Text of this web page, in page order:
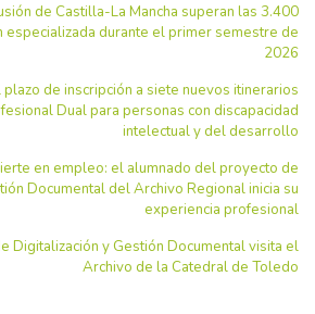
de Castilla-La Mancha superan las 3.400
especializada durante el primer semestre de
2026
plazo de inscripción a siete nuevos itinerarios
Dual para personas con discapacidad
intelectual y del desarrollo
en empleo: el alumnado del proyecto de
Documental del Archivo Regional inicia su
experiencia profesional
Digitalización y Gestión Documental visita el
Archivo de la Catedral de Toledo